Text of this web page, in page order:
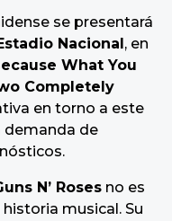
se presentará
Nacional, en
What You
Completely
en torno a este
demanda de
N’ Roses no es
musical. Su